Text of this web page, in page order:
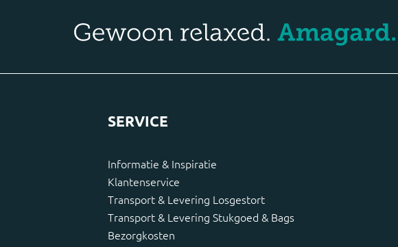
SERVICE
Informatie & Inspiratie
Klantenservice
Transport & Levering Losgestort
Transport & Levering Stukgoed & Bags
Bezorgkosten